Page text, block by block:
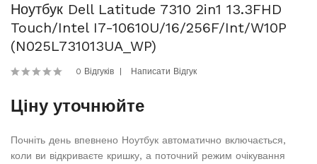
Ноутбук Dell Latitude 7310 2in1 13.3FHD
Touch/Intel I7-10610U/16/256F/int/W10P
(N025L731013UA_WP)
0 Відгуків Написати Відгук
Ціну уточнюйте
Почніть день впевнено Ноутбук автоматично включається,
коли ви відкриваєте кришку, а поточний режим очікування